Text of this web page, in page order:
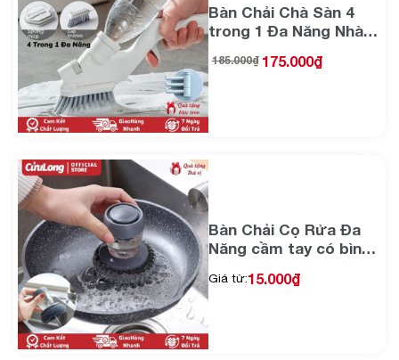
Bàn Chải Chà Sàn 4
trong 1 Đa Năng Nhà
Sinh Nhà Bếp dụng cụ
cọ sạch cầm tay bình
xịt nước tẩy rửa tự
185.000₫ 175.000₫
Bàn Chải Cọ Rửa Đa
Năng cầm tay có bình
chứa chất lỏng, miếng
búi thép mềm chà nồi
chảo rửa chén bát làm
sạch bếp nhà cửa
Giá từ:15.000₫